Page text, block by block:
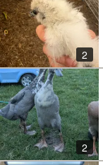
2
2